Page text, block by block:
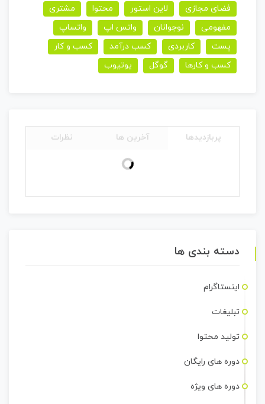
فضای مجازی لاین استور محتوا
مشتری
مفهومی
نوجوانان واتس اپ
واتساپ
پست
کاربردی کسب درآمد
کسب و کار
کسب و کارها
گوگل یوتیوب
پربازدیدها آخرین ها نظرات
دسته بندی ها
اینستاگرام
تبلیغات
تولید محتوا
دوره های رایگان
دوره های ویژه